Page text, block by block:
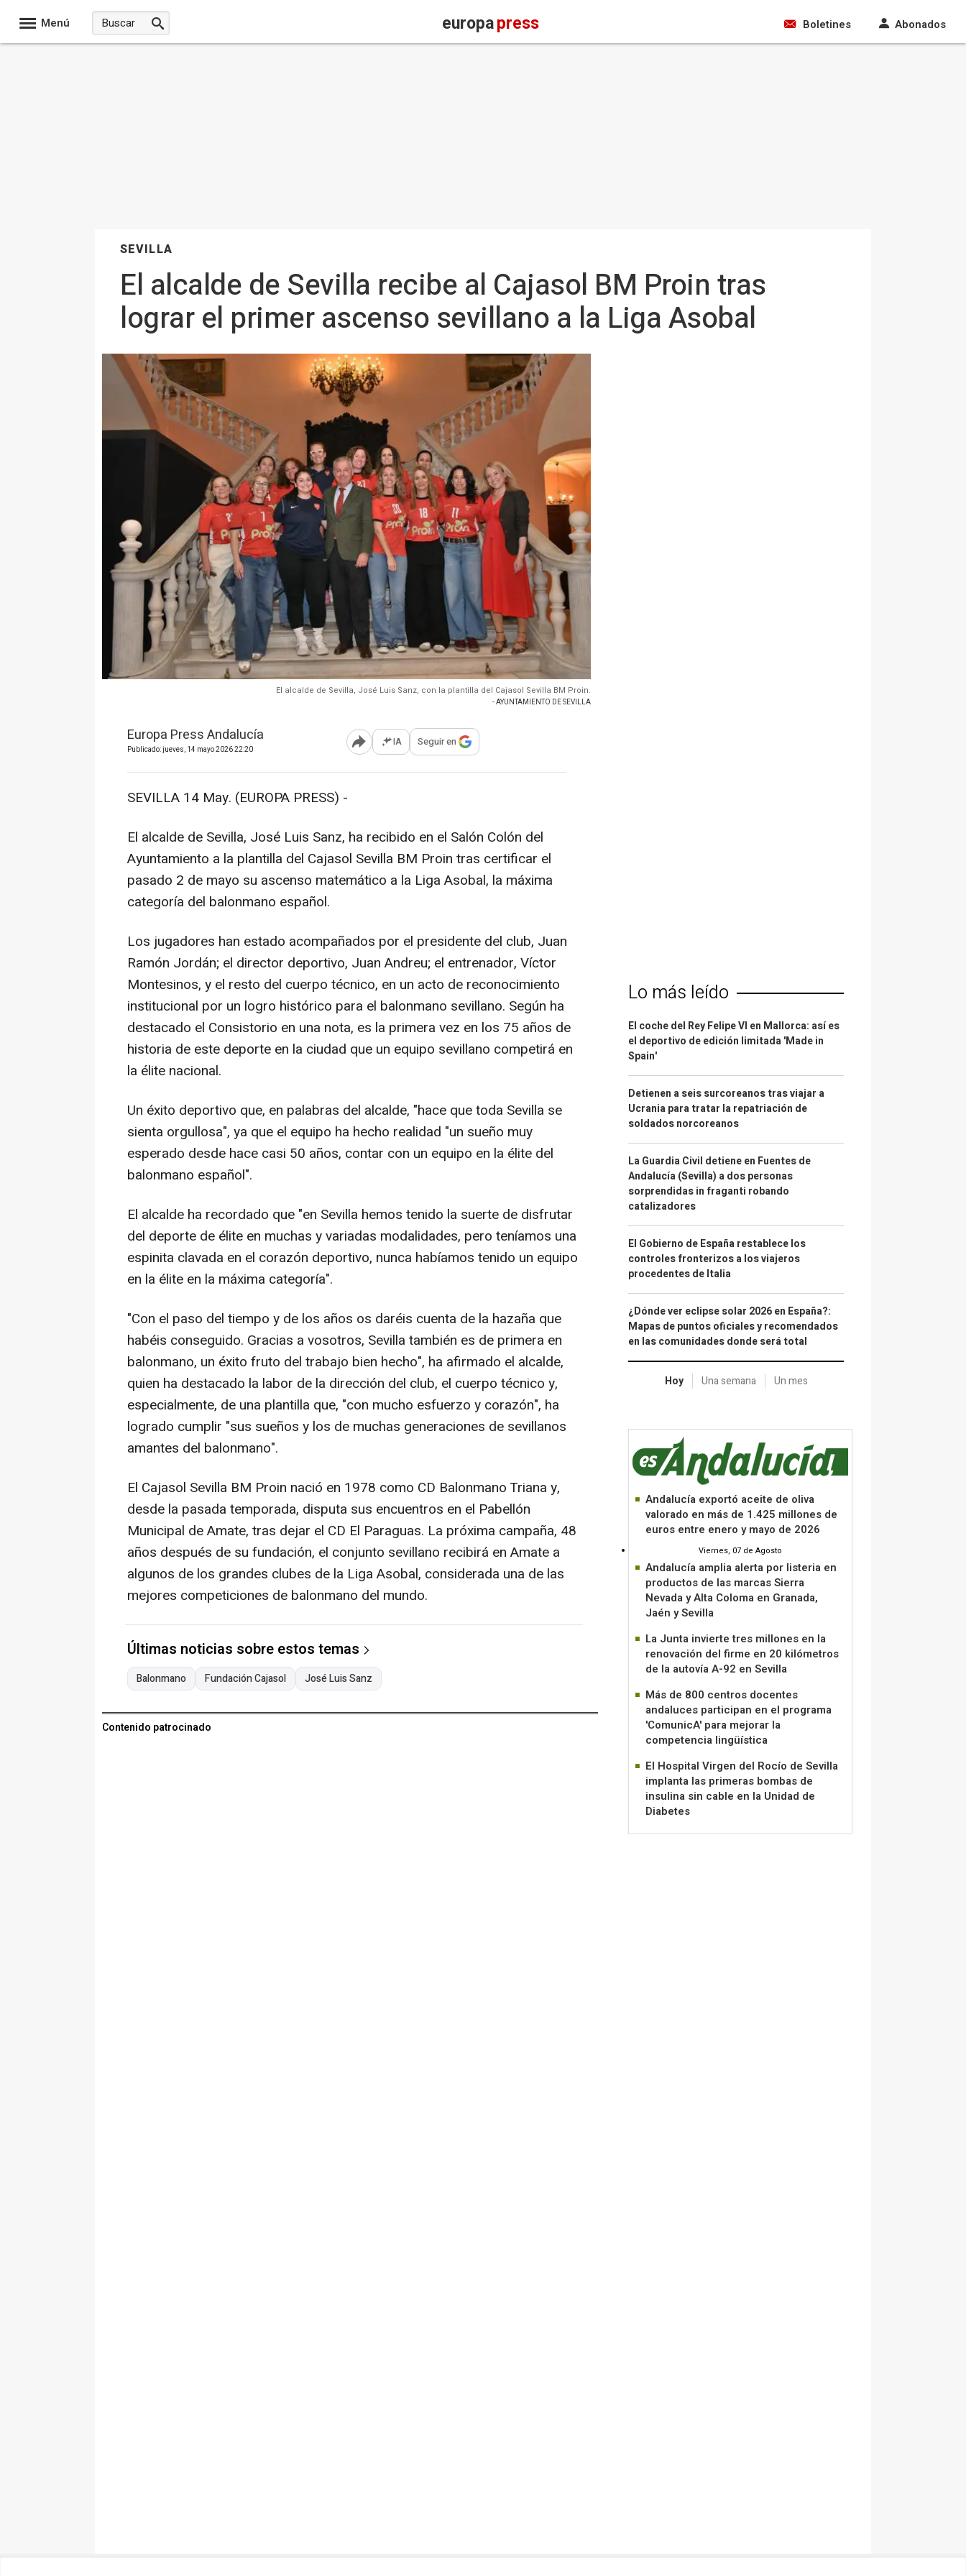
Menú europapress Boletines Abonados
SEVILLA
El alcalde de Sevilla recibe al Cajasol BM Proin tras
lograr el primer ascenso sevillano a la Liga Asobal
El alcalde de Sevilla, José Luis Sanz, con la plantilla del Cajasol Sevilla BM Proin.
- AYUNTAMIENTO DE SEVILLA
Europa Press Andalucía
Publicado: jueves, 14 mayo 2026 22:20 Abrir opciones para compartir
IA Seguir en
SEVILLA 14 May. (EUROPA PRESS) -
El alcalde de Sevilla, José Luis Sanz, ha recibido en el Salón Colón del
Ayuntamiento a la plantilla del Cajasol Sevilla BM Proin tras certificar el
pasado 2 de mayo su ascenso matemático a la Liga Asobal, la máxima
categoría del balonmano español.
Los jugadores han estado acompañados por el presidente del club, Juan
Ramón Jordán; el director deportivo, Juan Andreu; el entrenador, Víctor
Montesinos, y el resto del cuerpo técnico, en un acto de reconocimiento
institucional por un logro histórico para el balonmano sevillano. Según ha
destacado el Consistorio en una nota, es la primera vez en los 75 años de
historia de este deporte en la ciudad que un equipo sevillano competirá en
la élite nacional.
Un éxito deportivo que, en palabras del alcalde, "hace que toda Sevilla se
sienta orgullosa", ya que el equipo ha hecho realidad "un sueño muy
esperado desde hace casi 50 años, contar con un equipo en la élite del
balonmano español".
El alcalde ha recordado que "en Sevilla hemos tenido la suerte de disfrutar
del deporte de élite en muchas y variadas modalidades, pero teníamos una
espinita clavada en el corazón deportivo, nunca habíamos tenido un equipo
en la élite en la máxima categoría".
"Con el paso del tiempo y de los años os daréis cuenta de la hazaña que
habéis conseguido. Gracias a vosotros, Sevilla también es de primera en
balonmano, un éxito fruto del trabajo bien hecho", ha afirmado el alcalde,
quien ha destacado la labor de la dirección del club, el cuerpo técnico y,
especialmente, de una plantilla que, "con mucho esfuerzo y corazón", ha
logrado cumplir "sus sueños y los de muchas generaciones de sevillanos
amantes del balonmano".
El Cajasol Sevilla BM Proin nació en 1978 como CD Balonmano Triana y,
desde la pasada temporada, disputa sus encuentros en el Pabellón
Municipal de Amate, tras dejar el CD El Paraguas. La próxima campaña, 48
años después de su fundación, el conjunto sevillano recibirá en Amate a
algunos de los grandes clubes de la Liga Asobal, considerada una de las
mejores competiciones de balonmano del mundo.
Últimas noticias sobre estos temas
Balonmano Fundación Cajasol José Luis Sanz
Contenido patrocinado
Lo más leído
El coche del Rey Felipe VI en Mallorca: así es
el deportivo de edición limitada 'Made in
Spain'
Detienen a seis surcoreanos tras viajar a
Ucrania para tratar la repatriación de
soldados norcoreanos
La Guardia Civil detiene en Fuentes de
Andalucía (Sevilla) a dos personas
sorprendidas in fraganti robando
catalizadores
El Gobierno de España restablece los
controles fronterizos a los viajeros
procedentes de Italia
¿Dónde ver eclipse solar 2026 en España?:
Mapas de puntos oficiales y recomendados
en las comunidades donde será total
Hoy Una semana Un mes
Andalucía exportó aceite de oliva
valorado en más de 1.425 millones de
euros entre enero y mayo de 2026
Viernes, 07 de Agosto
Andalucía amplia alerta por listeria en
productos de las marcas Sierra
Nevada y Alta Coloma en Granada,
Jaén y Sevilla
La Junta invierte tres millones en la
renovación del firme en 20 kilómetros
de la autovía A-92 en Sevilla
Más de 800 centros docentes
andaluces participan en el programa
'ComunicA' para mejorar la
competencia lingüística
El Hospital Virgen del Rocío de Sevilla
implanta las primeras bombas de
insulina sin cable en la Unidad de
Diabetes